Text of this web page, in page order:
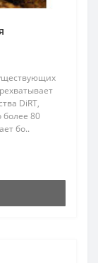
DiRT,
80
бо..